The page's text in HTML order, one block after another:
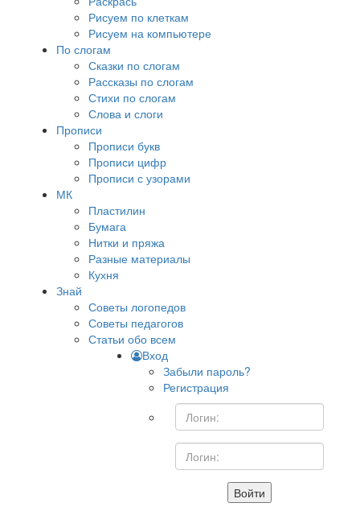
Рисуем по клеткам
Рисуем на компьютере
По слогам
Сказки по слогам
Рассказы по слогам
Стихи по слогам
Слова и слоги
Прописи
Прописи букв
Прописи цифр
Прописи с узорами
МК
Пластилин
Бумага
Нитки и пряжа
Разные материалы
Кухня
Знай
Советы логопедов
Советы педагогов
Статьи обо всем
Вход
Забыли пароль?
Регистрация
Войти